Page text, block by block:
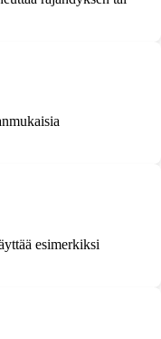
esimerkiksi